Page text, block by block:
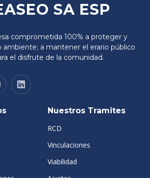
SA ESP
comprometida 100% a proteger y
ambiente; a mantener el erario público
el disfrute de la comunidad.
Nuestros Tramites
RCD
Vinculaciones
Viabilidad